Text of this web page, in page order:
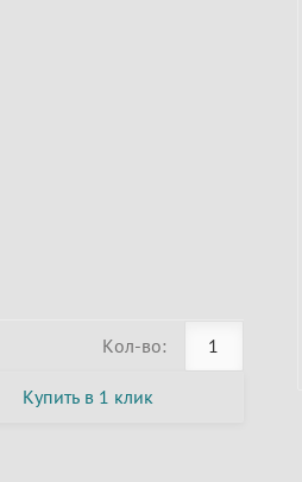
Кол-во:
Купить в 1 клик